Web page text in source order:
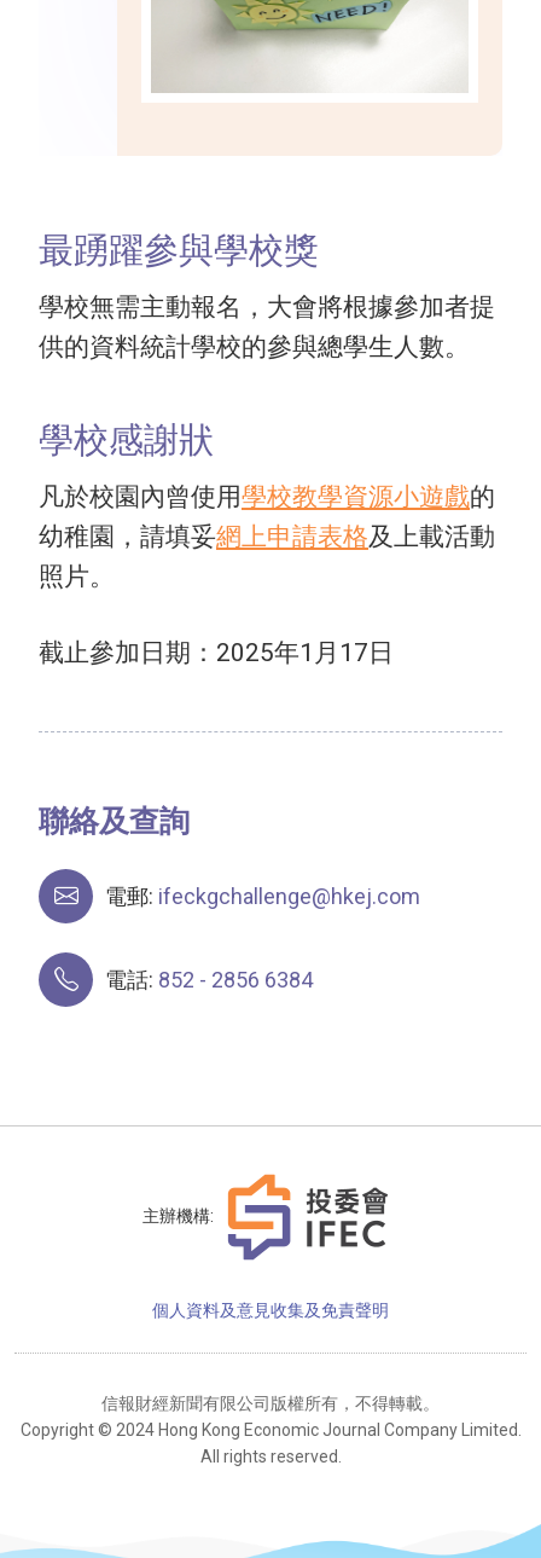
最踴躍參與學校獎
學校無需主動報名，大會將根據參加者提
供的資料統計學校的參與總學生人數。
學校感謝狀
凡於校園內曾使用學校教學資源小遊戲的
幼稚園，請填妥網上申請表格及上載活動
照片。
截止參加日期：2025年1月17日
聯絡及查詢
電郵: ifeckgchallenge@hkej.com
電話: 852 - 2856 6384
主辦機構:
個人資料及意見收集及免責聲明
信報財經新聞有限公司版權所有，不得轉載。
Copyright © 2024 Hong Kong Economic Journal Company Limited.
All rights reserved.